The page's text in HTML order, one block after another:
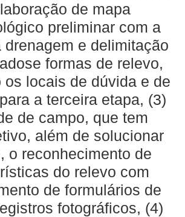
de mapa
preliminar com a
drenagem e delimitação
formas de relevo,
os locais de dúvida e de
a terceira etapa, (3)
de campo, que tem
além de solucionar
o reconhecimento de
do relevo com
de formulários de
fotográficos, (4)